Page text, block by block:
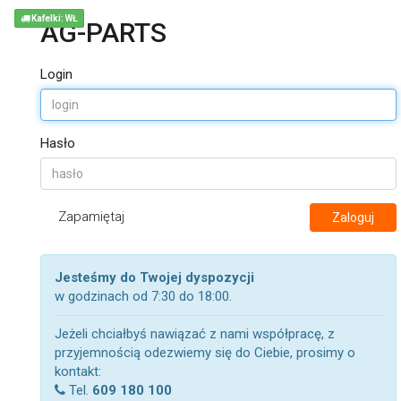
AG-PARTS
Login
Hasło
Zapamiętaj Zaloguj
Jesteśmy do Twojej dyspozycji
w godzinach od 7:30 do 18:00.
Jeżeli chciałbyś nawiązać z nami współpracę, z
przyjemnością odezwiemy się do Ciebie, prosimy o
kontakt:
Tel. 609 180 100
Kafelki: WŁ